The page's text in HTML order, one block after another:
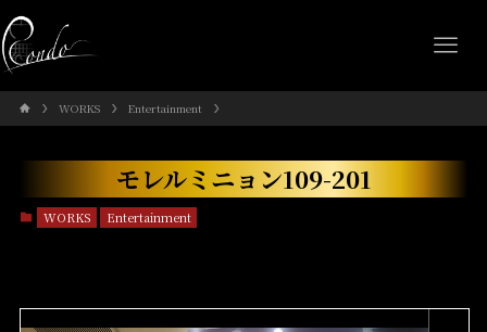
WORKS Entertainment
モレルミニョン109-201
WORKS Entertainment